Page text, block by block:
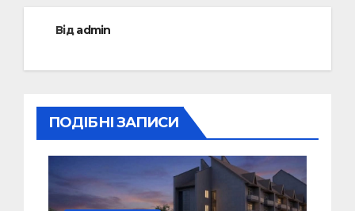
Відadmin
ПОДІБНІ ЗАПИСИ